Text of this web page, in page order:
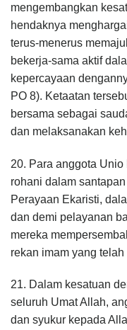
mengembangkan
hendaknya
terus-menerus
bekerja-sama aktif
kepercayaan
PO 8). Ketaatan
bersama sebagai
dan melaksanakan
20. Para anggota
rohani dalam
Perayaan Ekaristi,
dan demi pelayanan
mereka
rekan imam yang
21. Dalam kesatuan
seluruh Umat Allah,
dan syukur kepada